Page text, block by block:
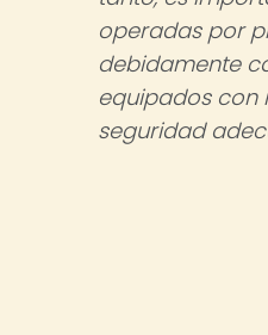
operadas por
debidamente
equipados con
seguridad